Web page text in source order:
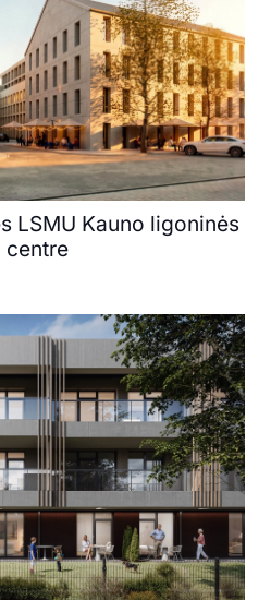
LSMU Kauno ligoninės
centre